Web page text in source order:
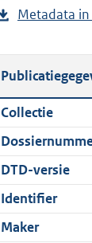
p
l
i
c
a
t
i
e
i
g
o
t
t
e
:
2
3
Metadata
Collectie
DTD-versie
Identifier
Maker